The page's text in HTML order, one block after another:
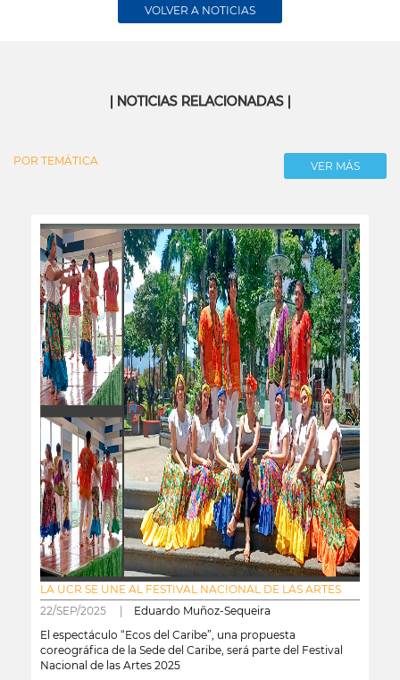
VOLVER A NOTICIAS
| NOTICIAS RELACIONADAS |
POR TEMÁTICA VER MÁS
LA UCR SE UNE AL FESTIVAL NACIONAL DE LAS ARTES
22/SEP/2025 | Eduardo Muñoz-Sequeira
El espectáculo “Ecos del Caribe”, una propuesta
coreográfica de la Sede del Caribe, será parte del Festival
Nacional de las Artes 2025